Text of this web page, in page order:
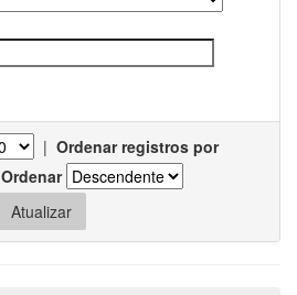
| Ordenar registros por
Ordenar